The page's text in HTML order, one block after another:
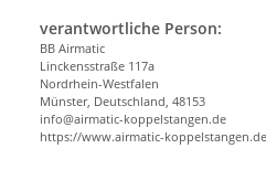
verantwortliche Person:
BB Airmatic
Linckensstraße 117a
Nordrhein-Westfalen
Münster, Deutschland, 48153
info@airmatic-koppelstangen.de
https://www.airmatic-koppelstangen.de